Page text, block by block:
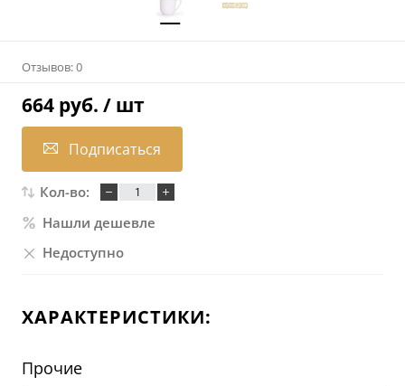
Отзывов: 0
664 руб. / шт
Подписаться
Кол-во:
Нашли дешевле
Недоступно
ХАРАКТЕРИСТИКИ:
Прочие